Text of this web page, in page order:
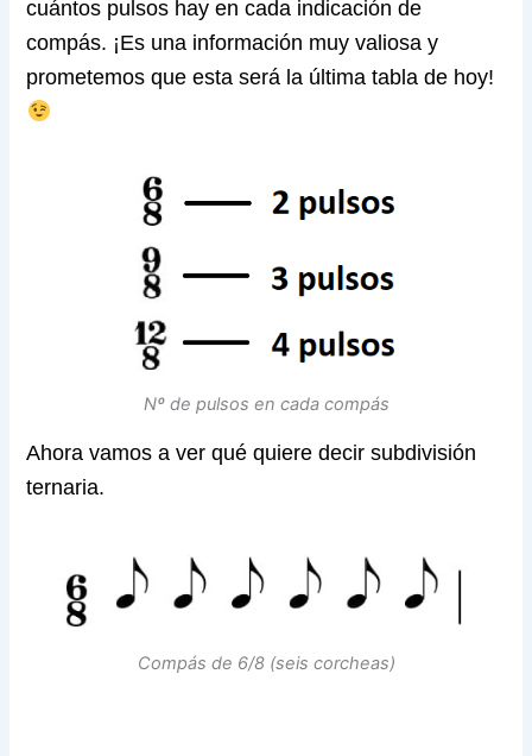
cuántos pulsos hay en cada indicación de
compás. ¡Es una información muy valiosa y
prometemos que esta será la última tabla de hoy!
Nº de pulsos en cada compás
Ahora vamos a ver qué quiere decir subdivisión
ternaria.
Compás de 6/8 (seis corcheas)